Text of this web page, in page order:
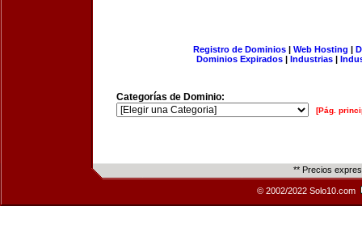
Registro de Dominios| Web Hosting |
Dominios Expirados | Industrias |
Categorías de Dominio:
[Pág.
** Precios
© 2002/2022 Solo10.com